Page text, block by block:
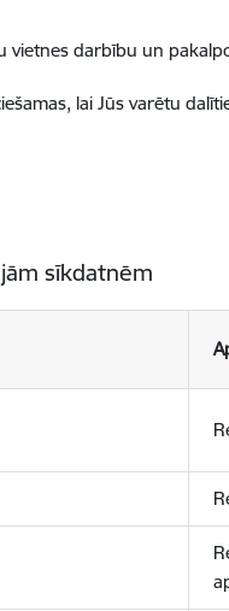
vietnes darbību un
lai Jūs varētu
sīkdatnēm